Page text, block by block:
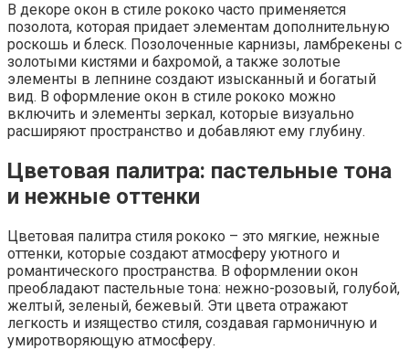
В декоре окон в стиле рококо часто применяется
позолота, которая придает элементам дополнительную
роскошь и блеск. Позолоченные карнизы, ламбрекены с
золотыми кистями и бахромой, а также золотые
элементы в лепнине создают изысканный и богатый
вид. В оформление окон в стиле рококо можно
включить и элементы зеркал, которые визуально
расширяют пространство и добавляют ему глубину.
Цветовая палитра: пастельные тона
и нежные оттенки
Цветовая палитра стиля рококо – это мягкие, нежные
оттенки, которые создают атмосферу уютного и
романтического пространства. В оформлении окон
преобладают пастельные тона: нежно-розовый, голубой,
желтый, зеленый, бежевый. Эти цвета отражают
легкость и изящество стиля, создавая гармоничную и
умиротворяющую атмосферу.